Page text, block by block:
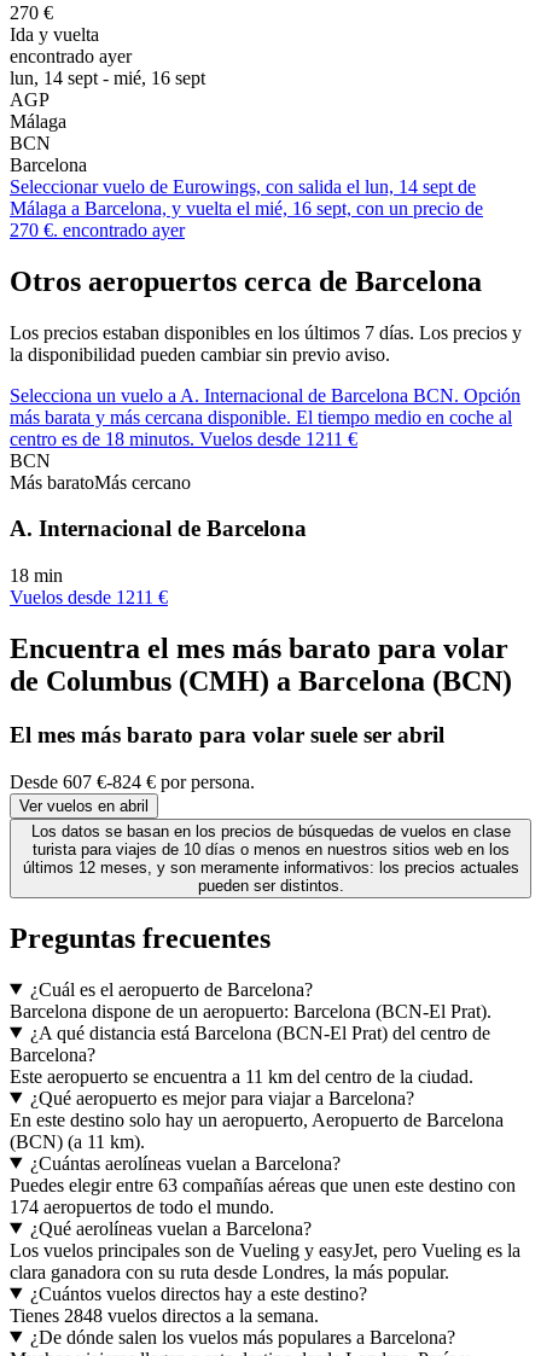
270 €
Ida y vuelta
encontrado ayer
lun, 14 sept - mié, 16 sept
AGP
Málaga
BCN
Barcelona
Seleccionar vuelo de Eurowings, con salida el lun, 14 sept de
Málaga a Barcelona, y vuelta el mié, 16 sept, con un precio de
270 €. encontrado ayer
Otros aeropuertos cerca de Barcelona
Los precios estaban disponibles en los últimos 7 días. Los precios y
la disponibilidad pueden cambiar sin previo aviso.
Selecciona un vuelo a A. Internacional de Barcelona BCN. Opción
más barata y más cercana disponible. El tiempo medio en coche al
centro es de 18 minutos. Vuelos desde 1211 €
BCN
Más baratoMás cercano
A. Internacional de Barcelona
18 min
Vuelos desde 1211 €
Encuentra el mes más barato para volar
de Columbus (CMH) a Barcelona (BCN)
El mes más barato para volar suele ser abril
Desde 607 €-824 € por persona.
Ver vuelos en abril
Los datos se basan en los precios de búsquedas de vuelos en clase
turista para viajes de 10 días o menos en nuestros sitios web en los
últimos 12 meses, y son meramente informativos: los precios actuales
pueden ser distintos.
Preguntas frecuentes
¿Cuál es el aeropuerto de Barcelona?
Barcelona dispone de un aeropuerto: Barcelona (BCN-El Prat).
¿A qué distancia está Barcelona (BCN-El Prat) del centro de
Barcelona?
Este aeropuerto se encuentra a 11 km del centro de la ciudad.
¿Qué aeropuerto es mejor para viajar a Barcelona?
En este destino solo hay un aeropuerto, Aeropuerto de Barcelona
(BCN) (a 11 km).
¿Cuántas aerolíneas vuelan a Barcelona?
Puedes elegir entre 63 compañías aéreas que unen este destino con
174 aeropuertos de todo el mundo.
¿Qué aerolíneas vuelan a Barcelona?
Los vuelos principales son de Vueling y easyJet, pero Vueling es la
clara ganadora con su ruta desde Londres, la más popular.
¿Cuántos vuelos directos hay a este destino?
Tienes 2848 vuelos directos a la semana.
¿De dónde salen los vuelos más populares a Barcelona?